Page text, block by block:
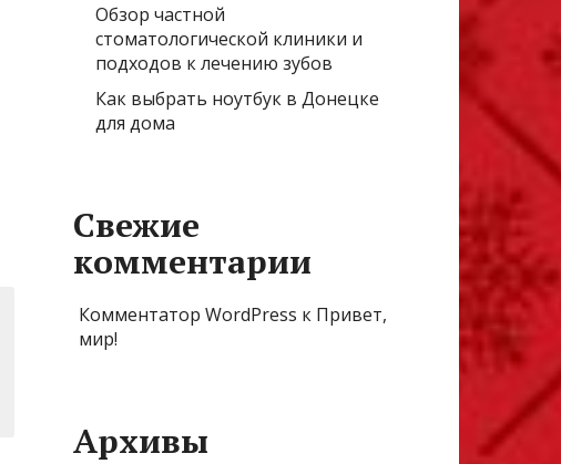
Обзор частной
стоматологической клиники и
подходов к лечению зубов
Как выбрать ноутбук в Донецке
для дома
Свежие
комментарии
Комментатор WordPress к Привет,
мир!
Архивы